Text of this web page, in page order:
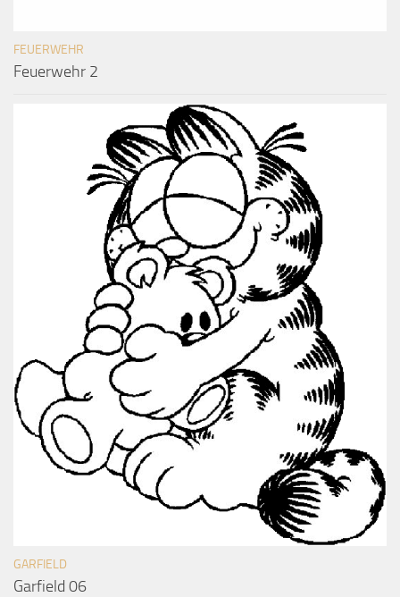
FEUERWEHR
Feuerwehr 2
GARFIELD
Garfield 06